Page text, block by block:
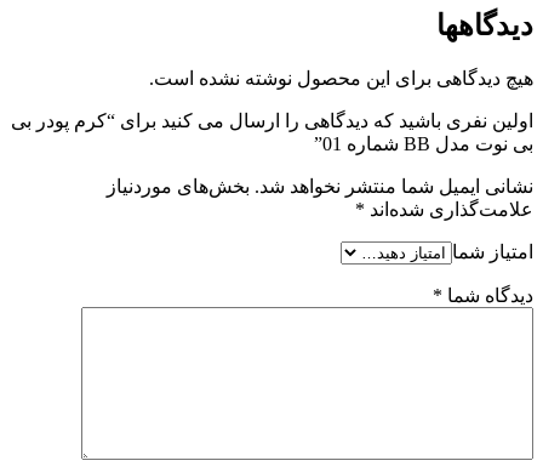
دیدگاهها
هیچ دیدگاهی برای این محصول نوشته نشده است.
اولین نفری باشید که دیدگاهی را ارسال می کنید برای “کرم پودر بی
بی نوت مدل BB شماره 01”
نشانی ایمیل شما منتشر نخواهد شد. بخش‌های موردنیاز
علامت‌گذاری شده‌اند *
امتیاز شما
دیدگاه شما *